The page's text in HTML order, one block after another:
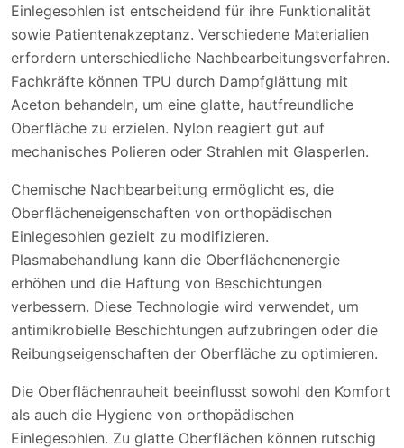
Einlegesohlen ist entscheidend für ihre Funktionalität
sowie Patientenakzeptanz. Verschiedene Materialien
erfordern unterschiedliche Nachbearbeitungsverfahren.
Fachkräfte können TPU durch Dampfglättung mit
Aceton behandeln, um eine glatte, hautfreundliche
Oberfläche zu erzielen. Nylon reagiert gut auf
mechanisches Polieren oder Strahlen mit Glasperlen.
Chemische Nachbearbeitung ermöglicht es, die
Oberflächeneigenschaften von orthopädischen
Einlegesohlen gezielt zu modifizieren.
Plasmabehandlung kann die Oberflächenenergie
erhöhen und die Haftung von Beschichtungen
verbessern. Diese Technologie wird verwendet, um
antimikrobielle Beschichtungen aufzubringen oder die
Reibungseigenschaften der Oberfläche zu optimieren.
Die Oberflächenrauheit beeinflusst sowohl den Komfort
als auch die Hygiene von orthopädischen
Einlegesohlen. Zu glatte Oberflächen können rutschig